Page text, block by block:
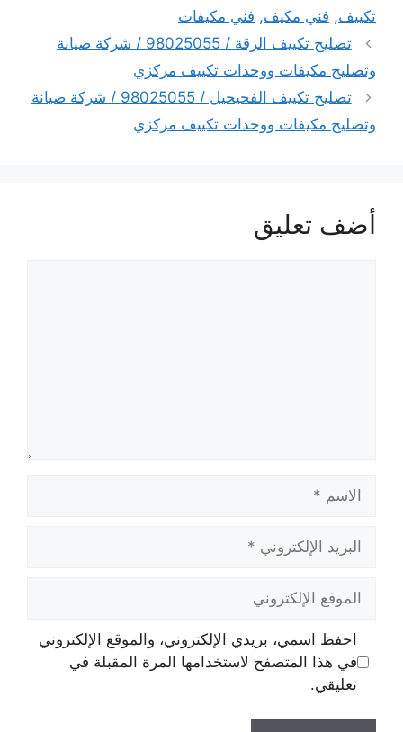
تكييف, فني مكيف, فني مكيفات
تصليح تكييف الرقة / 98025055 / شركة صيانة
وتصليح مكيفات ووحدات تكييف مركزي
تصليح تكييف الفحيحيل / 98025055 / شركة صيانة
وتصليح مكيفات ووحدات تكييف مركزي
أضف تعليق
الاسم
البريد
الإلكتروني
الموقع
الإلكتروني
احفظ اسمي، بريدي الإلكتروني، والموقع الإلكتروني
في هذا المتصفح لاستخدامها المرة المقبلة في
تعليقي.